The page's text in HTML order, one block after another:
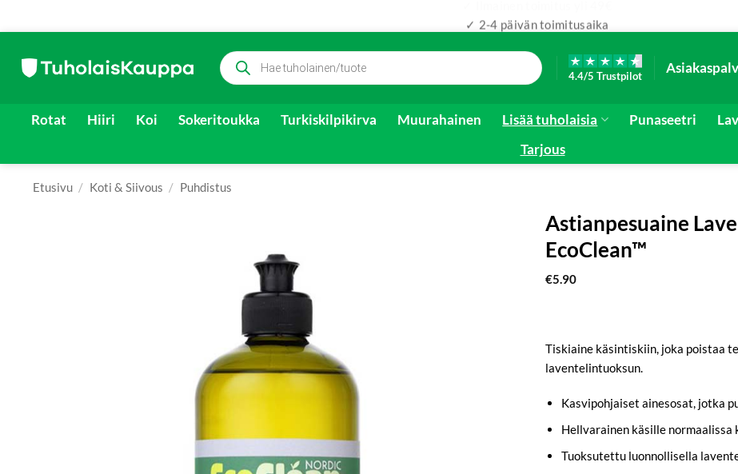
content
Products
search
4.4/5 Trustpilot
Rotat Hiiri Koi Sokeritoukka Turkiskilpikirva Muurahainen Lisää tuholaisia Punaseetri
Tarjous
Etusivu / Koti & Siivous / Puhdistus
Astianpesuaine
EcoClean™
€5.90
Tiskiaine käsintiskiin, joka poistaa
laventelintuoksun.
Kasvipohjaiset ainesosat, jotka
Hellvarainen käsille normaalissa
Tuoksutettu luonnollisella
✓ 2-4 päivän toimitusaika